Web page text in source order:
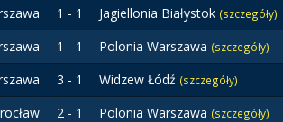
1 - 1 Jagiellonia Białystok (szczegóły)
1 - 1 Polonia Warszawa (szczegóły)
3 - 1 Widzew Łódź (szczegóły)
2 - 1 Polonia Warszawa (szczegóły)